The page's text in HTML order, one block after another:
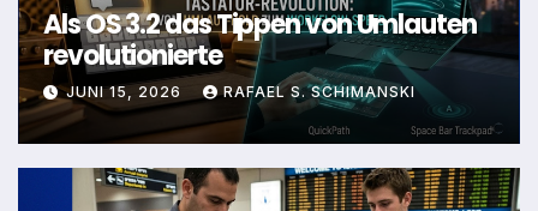
Als OS 3.2 das Tippen von Umlauten
revolutionierte
JUNI 15, 2026 RAFAEL S. SCHIMANSKI